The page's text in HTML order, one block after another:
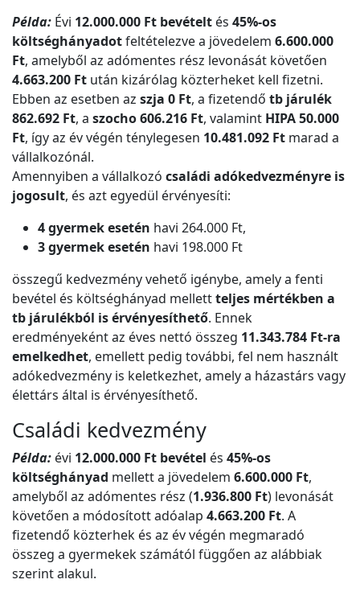
Példa: Évi 12.000.000 Ft bevételt és 45%-os
költséghányadotfeltételezve a jövedelem 6.600.000
Ft, amelyből az adómentes rész levonását követően
4.663.200 Ft után kizárólag közterheket kell fizetni.
Ebben az esetben az szja 0 Ft, a fizetendő tb járulék
862.692 Ft, a szocho 606.216 Ft, valamint HIPA 50.000
Ft, így az év végén ténylegesen 10.481.092 Ft marad a
vállalkozónál.
Amennyiben a vállalkozó családi adókedvezményre is
jogosult, és azt egyedül érvényesíti:
4 gyermek esetén havi 264.000 Ft,
3 gyermek esetén havi 198.000 Ft
összegű kedvezmény vehető igénybe, amely a fenti
bevétel és költséghányad mellettteljes mértékben a
tb járulékból is érvényesíthető. Ennek
eredményeként az éves nettó összeg 11.343.784 Ft-ra
emelkedhet, emellett pedig további, fel nem használt
adókedvezmény is keletkezhet, amely a házastárs vagy
élettárs által is érvényesíthető.
Családi kedvezmény
Példa: évi 12.000.000 Ft bevétel és 45%-os
költséghányad mellett a jövedelem 6.600.000 Ft,
amelyből az adómentes rész (1.936.800 Ft) levonását
követően a módosított adóalap 4.663.200 Ft. A
fizetendő közterhek és az év végén megmaradó
összeg a gyermekek számától függően az alábbiak
szerint alakul.